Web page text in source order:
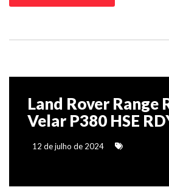
Land Rover Range
Velar P380 HSE
12 de julho de 2024